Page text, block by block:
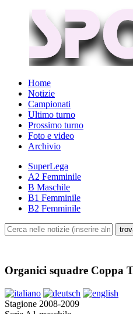
Home
Notizie
Campionati
Ultimo turno
Prossimo turno
Foto e video
Archivio
SuperLega
A2 Femminile
B Maschile
B1 Femminile
B2 Femminile
Organici squadre Coppa
Stagione 2008-2009